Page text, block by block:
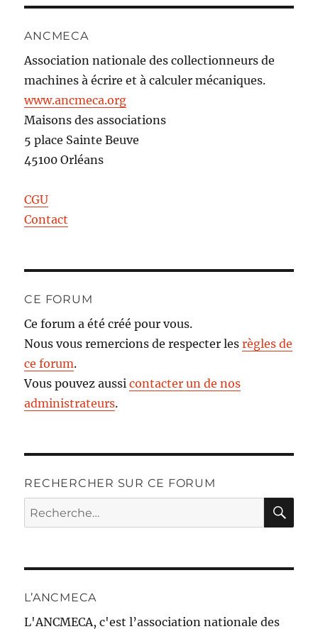
ANCMECA
Association nationale des collectionneurs de
machines à écrire et à calculer mécaniques.
www.ancmeca.org
Maisons des associations
5 place Sainte Beuve
45100 Orléans
CGU
Contact
CE FORUM
Ce forum a été créé pour vous.
Nous vous remercions de respecter lesrègles de
ce forum.
Vous pouvez aussicontacter un de nos
administrateurs.
RECHERCHER SUR CE FORUM
Recherche
pour :
L’ANCMECA
L'ANCMECA, c'est l’association nationale des